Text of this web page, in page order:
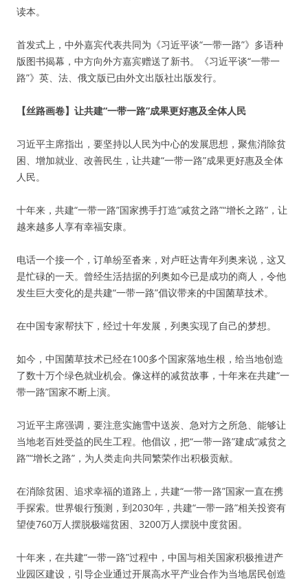
读本。
首发式上，中外嘉宾代表共同为《习近平谈“一带一路”》多语种
版图书揭幕，中方向外方嘉宾赠送了新书。《习近平谈“一带一
路”》英、法、俄文版已由外文出版社出版发行。
【丝路画卷】让共建“一带一路”成果更好惠及全体人民
习近平主席指出，要坚持以人民为中心的发展思想，聚焦消除贫
困、增加就业、改善民生，让共建“一带一路”成果更好惠及全体
人民。
十年来，共建“一带一路”国家携手打造“减贫之路”“增长之路”，让
越来越多人享有幸福安康。
电话一个接一个，订单纷至沓来，对卢旺达青年列奥来说，这又
是忙碌的一天。曾经生活拮据的列奥如今已是成功的商人，令他
发生巨大变化的是共建“一带一路”倡议带来的中国菌草技术。
在中国专家帮扶下，经过十年发展，列奥实现了自己的梦想。
如今，中国菌草技术已经在100多个国家落地生根，给当地创造
了数十万个绿色就业机会。像这样的减贫故事，十年来在共建“一
带一路”国家不断上演。
习近平主席强调，要注意实施雪中送炭、急对方之所急、能够让
当地老百姓受益的民生工程。他倡议，把“一带一路”建成“减贫之
路”“增长之路”，为人类走向共同繁荣作出积极贡献。
在消除贫困、追求幸福的道路上，共建“一带一路”国家一直在携
手探索。世界银行预测，到2030年，共建“一带一路”相关投资有
望使760万人摆脱极端贫困、3200万人摆脱中度贫困。
十年来，在共建“一带一路”过程中，中国与相关国家积极推进产
业园区建设，引导企业通过开展高水平产业合作为当地居民创造